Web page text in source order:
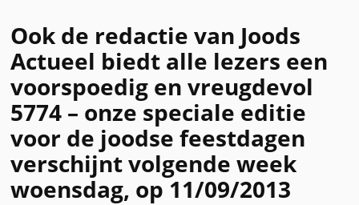
Ook de redactie van Joods
Actueel biedt alle lezers een
voorspoedig en vreugdevol
5774 – onze speciale editie
voor de joodse feestdagen
verschijnt volgende week
woensdag, op 11/09/2013